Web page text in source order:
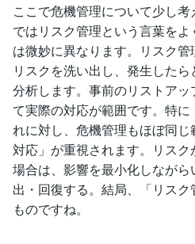
ここで危機管理について少し
ではリスク管理という言葉を
は微妙に異なります。リスク
リスクを洗い出し、発生した
分析します。事前のリストア
て実際の対応が範囲です。特
れに対し、危機管理もほぼ同
対応」が重視されます。リス
場合は、影響を最小化しなが
出・回復する。結局、「リス
ものですね。